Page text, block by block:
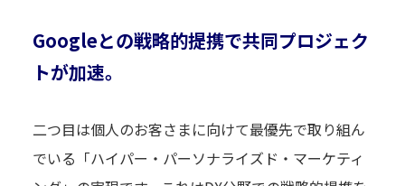
Googleとの戦略的提携で共同プロジェク
トが加速。
二つ目は個人のお客さまに向けて最優先で取り組ん
でいる「ハイパー・パーソナライズド・マーケティ